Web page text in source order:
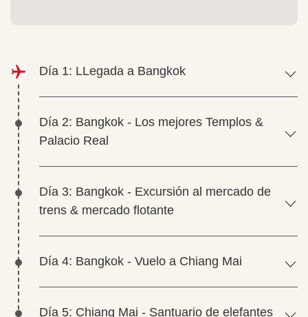
Día 1: LLegada a Bangkok
Día 2: Bangkok - Los mejores Templos &
Palacio Real
Día 3: Bangkok - Excursión al mercado de
trens & mercado flotante
Día 4: Bangkok - Vuelo a Chiang Mai
Día 5: Chiang Mai - Santuario de elefantes